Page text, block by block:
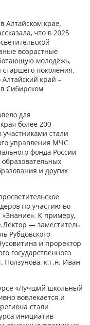
Алтайском крае,
что в 2025
возрастные
молодёжь,
старшего поколения.
край –
Сибирском
для
более 200
стали
управления МЧС
фонда России
и других
по участию во
«Знание». К примеру,
— заместитель
Рубцовского
и проректор
государственного
Ползунова, к.т.н. Иван
«Лучший школьный
вовлекается и
стали
инициатив